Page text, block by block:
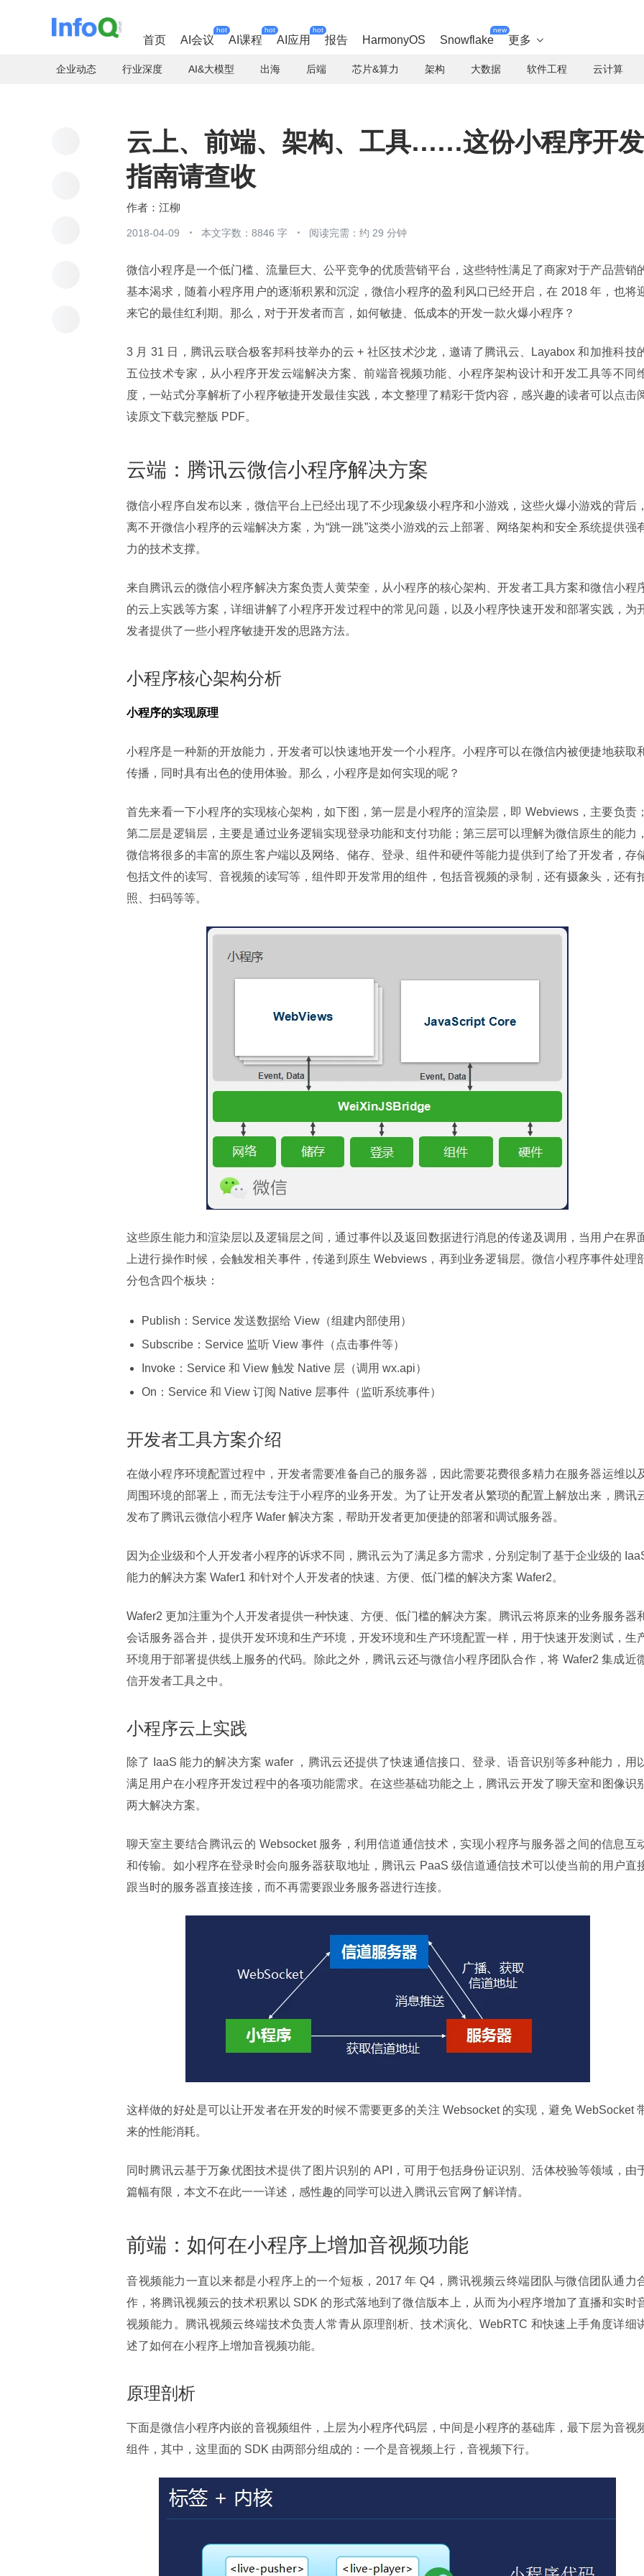
首页 AI会议
hot
AI课程
hot
AI应用
hot
报告 HarmonyOS Snowflake
new
更多 
企业动态 行业深度 AI&大模型 出海 后端 芯片&算力 架构 大数据 软件工程 云计算
云上、前端、架构、工具……这份小程序开发
指南请查收
江柳
2018-04-09 本文字数：8846 字 阅读完需：约 29 分钟
微信小程序是一个低门槛、流量巨大、公平竞争的优质营销平台，这些特性满足了商家对于产品营销
基本渴求，随着小程序用户的逐渐积累和沉淀，微信小程序的盈利风口已经开启，在 2018 年，也将
来它的最佳红利期。那么，对于开发者而言，如何敏捷、低成本的开发一款火爆小程序？
3 月 31 日，腾讯云联合极客邦科技举办的云 + 社区技术沙龙，邀请了腾讯云、Layabox 和加推科技
五位技术专家，从小程序开发云端解决方案、前端音视频功能、小程序架构设计和开发工具等不同
度，一站式分享解析了小程序敏捷开发最佳实践，本文整理了精彩干货内容，感兴趣的读者可以点击
读原文下载完整版 PDF。
云端：腾讯云微信小程序解决方案
微信小程序自发布以来，微信平台上已经出现了不少现象级小程序和小游戏，这些火爆小游戏的背后
离不开微信小程序的云端解决方案，为“跳一跳”这类小游戏的云上部署、网络架构和安全系统提供强
力的技术支撑。
来自腾讯云的微信小程序解决方案负责人黄荣奎，从小程序的核心架构、开发者工具方案和微信小程
的云上实践等方案，详细讲解了小程序开发过程中的常见问题，以及小程序快速开发和部署实践，为
发者提供了一些小程序敏捷开发的思路方法。
小程序核心架构分析
小程序的实现原理
小程序是一种新的开放能力，开发者可以快速地开发一个小程序。小程序可以在微信内被便捷地获取
传播，同时具有出色的使用体验。那么，小程序是如何实现的呢？
首先来看一下小程序的实现核心架构，如下图，第一层是小程序的渲染层，即 Webviews，主要负责
第二层是逻辑层，主要是通过业务逻辑实现登录功能和支付功能；第三层可以理解为微信原生的能力
微信将很多的丰富的原生客户端以及网络、储存、登录、组件和硬件等能力提供到了给了开发者，存
包括文件的读写、音视频的读写等，组件即开发常用的组件，包括音视频的录制，还有摄象头，还有
照、扫码等等。
这些原生能力和渲染层以及逻辑层之间，通过事件以及返回数据进行消息的传递及调用，当用户在界
上进行操作时候，会触发相关事件，传递到原生 Webviews，再到业务逻辑层。微信小程序事件处理
分包含四个板块：
Publish：Service 发送数据给 View（组建内部使用）
Subscribe：Service 监听 View 事件（点击事件等）
Invoke：Service 和 View 触发 Native 层（调用 wx.api）
On：Service 和 View 订阅 Native 层事件（监听系统事件）
开发者工具方案介绍
在做小程序环境配置过程中，开发者需要准备自己的服务器，因此需要花费很多精力在服务器运维以
周围环境的部署上，而无法专注于小程序的业务开发。为了让开发者从繁琐的配置上解放出来，腾讯
发布了腾讯云微信小程序 Wafer 解决方案，帮助开发者更加便捷的部署和调试服务器。
因为企业级和个人开发者小程序的诉求不同，腾讯云为了满足多方需求，分别定制了基于企业级的
能力的解决方案 Wafer1 和针对个人开发者的快速、方便、低门槛的解决方案 Wafer2。
Wafer2 更加注重为个人开发者提供一种快速、方便、低门槛的解决方案。腾讯云将原来的业务服务器
会话服务器合并，提供开发环境和生产环境，开发环境和生产环境配置一样，用于快速开发测试，生
环境用于部署提供线上服务的代码。除此之外，腾讯云还与微信小程序团队合作，将 Wafer2 集成近
信开发者工具之中。
小程序云上实践
除了 IaaS 能力的解决方案 wafer ，腾讯云还提供了快速通信接口、登录、语音识别等多种能力，用
满足用户在小程序开发过程中的各项功能需求。在这些基础功能之上，腾讯云开发了聊天室和图像识
两大解决方案。
聊天室主要结合腾讯云的 Websocket 服务，利用信道通信技术，实现小程序与服务器之间的信息互
和传输。如小程序在登录时会向服务器获取地址，腾讯云 PaaS 级信道通信技术可以使当前的用户直
跟当时的服务器直接连接，而不再需要跟业务服务器进行连接。
这样做的好处是可以让开发者在开发的时候不需要更多的关注 Websocket 的实现，避免 WebSocket
来的性能消耗。
同时腾讯云基于万象优图技术提供了图片识别的 API，可用于包括身份证识别、活体校验等领域，由
篇幅有限，本文不在此一一详述，感性趣的同学可以进入腾讯云官网了解详情。
前端：如何在小程序上增加音视频功能
音视频能力一直以来都是小程序上的一个短板，2017 年 Q4，腾讯视频云终端团队与微信团队通力
作，将腾讯视频云的技术积累以 SDK 的形式落地到了微信版本上，从而为小程序增加了直播和实时
视频能力。腾讯视频云终端技术负责人常青从原理剖析、技术演化、WebRTC 和快速上手角度详细
述了如何在小程序上增加音视频功能。
原理剖析
下面是微信小程序内嵌的音视频组件，上层为小程序代码层，中间是小程序的基础库，最下层为音视
组件，其中，这里面的 SDK 由两部分组成的：一个是音视频上行，音视频下行。